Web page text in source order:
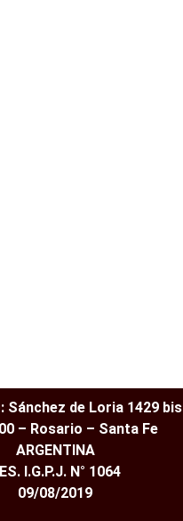
Sánchez de Loria 1429 bis
– Rosario – Santa Fe
ARGENTINA
I.G.P.J. N° 1064
09/08/2019